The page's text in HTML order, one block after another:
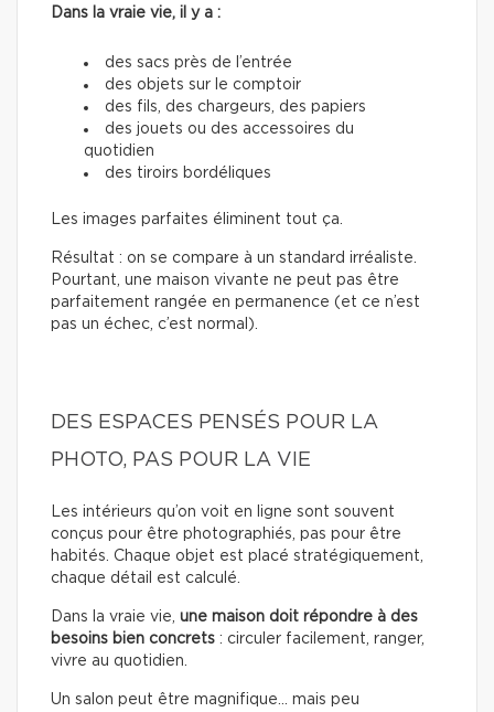
Dans la vraie vie, il y a :
des sacs près de l’entrée
des objets sur le comptoir
des fils, des chargeurs, des papiers
des jouets ou des accessoires du
quotidien
des tiroirs bordéliques
Les images parfaites éliminent tout ça.
Résultat : on se compare à un standard irréaliste.
Pourtant, une maison vivante ne peut pas être
parfaitement rangée en permanence (et ce n’est
pas un échec, c’est normal).
DES ESPACES PENSÉS POUR LA
PHOTO, PAS POUR LA VIE
Les intérieurs qu’on voit en ligne sont souvent
conçus pour être photographiés, pas pour être
habités. Chaque objet est placé stratégiquement,
chaque détail est calculé.
Dans la vraie vie, une maison doit répondre à des
besoins bien concrets : circuler facilement, ranger,
vivre au quotidien.
Un salon peut être magnifique… mais peu